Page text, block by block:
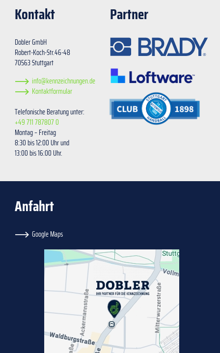
Kontakt
Dobler GmbH
Robert-Koch-Str.46-48
70563 Stuttgart
info@kennzeichnungen.de
Kontaktformular
Telefonische Beratung unter:
+49 711 787807 0
Montag – Freitag
8:30 bis 12:00 Uhr und
13:00 bis 16:00 Uhr.
Partner
Anfahrt
Google Maps